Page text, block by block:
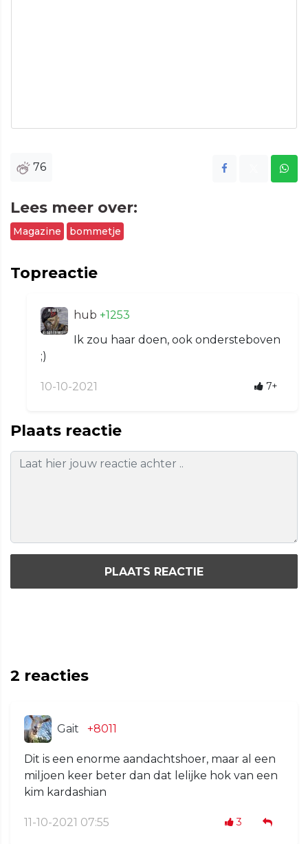
76
Lees meer over:
Magazine bommetje
Topreactie
hub +1253
Ik zou haar doen, ook ondersteboven
;)
10-10-2021 7+
Plaats reactie
PLAATS REACTIE
2 reacties
Gait +8011
Dit is een enorme aandachtshoer, maar al een
miljoen keer beter dan dat lelijke hok van een
kim kardashian
11-10-2021 07:55 3